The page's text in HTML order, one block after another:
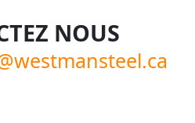
NOUS